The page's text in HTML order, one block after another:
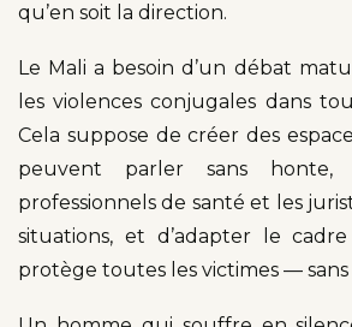
qu’en soit la direction.
Le Mali a besoin d’un débat
les violences conjugales dans
Cela suppose de créer des
peuvent parler sans
professionnels de santé et les
situations, et d’adapter le
protège toutes les victimes —